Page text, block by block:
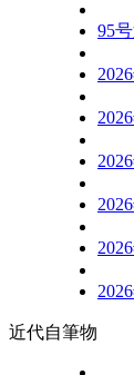
95
近代自筆物